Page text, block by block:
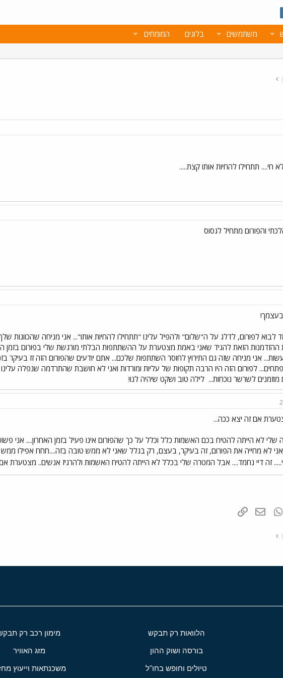
משתמשים בלוגים המומחים
חי.... תתחילו להחיות אותו קצת.....
והפורום מתחיל לגסוס
בעצמך!
לבוא לפורום, לדלג על ה"שלום" ולהפיל עלינו "תתחילו להחיות אותו"... אני מניחה שהכוונות שלך
הזאת להגיד שאני באמת מצטערת על ההשתתפות הבלתי מורגשת שלי בפורום
אני מניחה שזה גם התירוץ לחוסר השתתפות שלכם... אתם יודעים שהפורום הזה זז בעיקר
לפורום הזה היו הרבה תקופות של עליות ומורדות ואני לא חושבת שהתרדמה שנפלה
לשרשר נוכחות... לילה טוב ושקט שיהיה לנו!
אם זה יצא ככה...
שלי לא הייתה להטיח בכם האשמות כלל וכלל על כך שהפורום אינו פעיל בזמן האחרון.... אני
לא מחייה את הפורום, זה בעיקר, בעצם, רק בגלל שאני לא ממש טובה בזה....חחח אפילו ממש
זה דיי נחמד.... אבל המטרה שלי בכלל לא הייתה להטיח האשמות ולהרגיז אנשים.. מצטערת
WhatsAppדואר אלקטרוני
הלוואות רק תבקש מימון רכב רק
בורסה ושוק ההון מזג האוויר
טיולים וחופש בחו"ל משכנתאות וייעוץ